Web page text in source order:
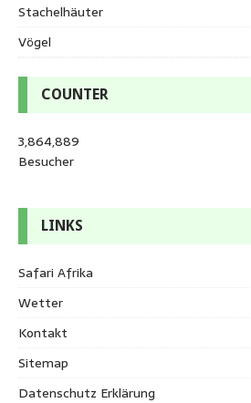
Stachelhäuter
Vögel
COUNTER
3,864,889
Besucher
LINKS
Safari Afrika
Wetter
Kontakt
Sitemap
Datenschutz Erklärung